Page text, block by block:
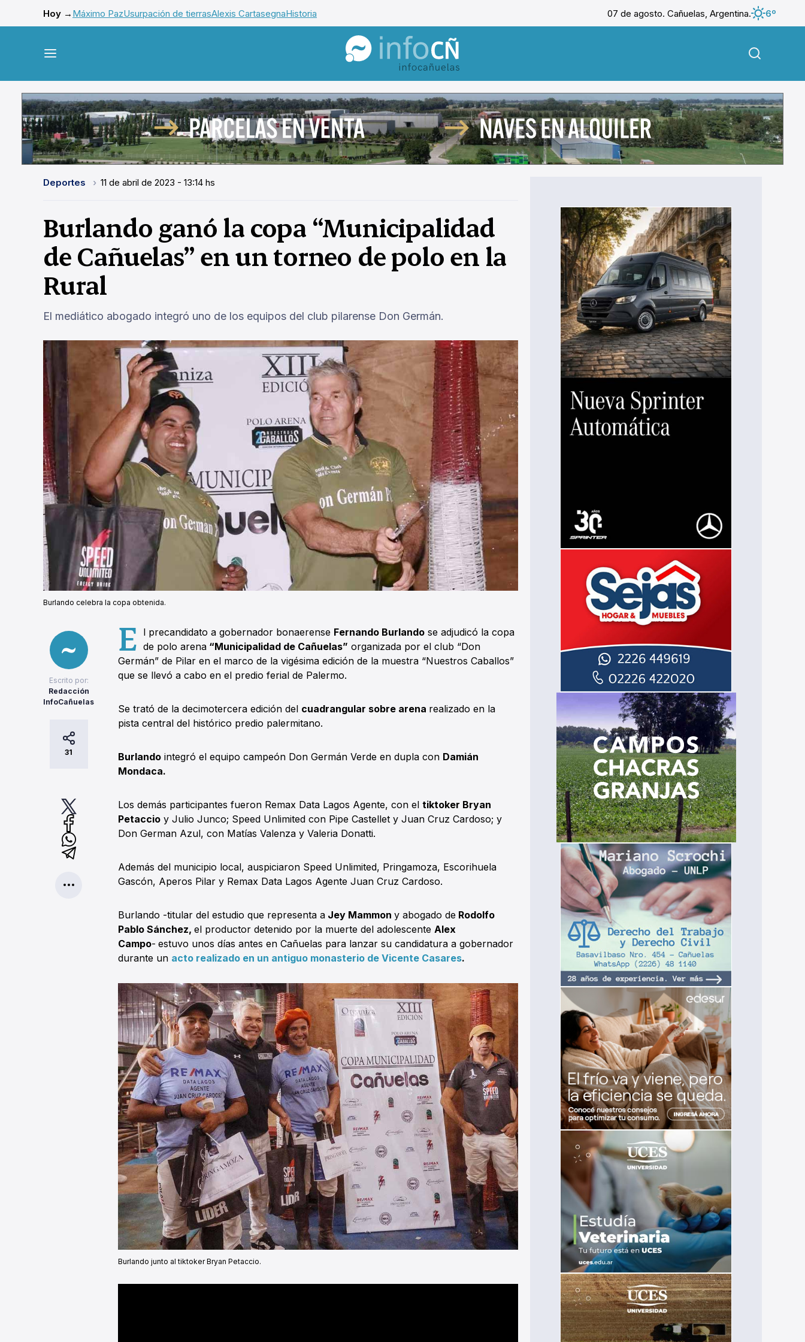
Hoy → Máximo PazUsurpación de tierrasAlexis CartasegnaHistoria 07 de agosto. Cañuelas, Argentina.
6º
InfoCañuelas
Deportes 11 de abril de 2023 - 13:14 hs
Burlando ganó la copa “Municipalidad
de Cañuelas” en un torneo de polo en la
Rural
El mediático abogado integró uno de los equipos del club pilarense Don Germán.
Burlando celebra la copa obtenida.
Escrito por:
Redacción
InfoCañuelas
31
E l precandidato a gobernador bonaerense Fernando Burlando se adjudicó la copa
de polo arena “Municipalidad de Cañuelas” organizada por el club “Don
Germán” de Pilar en el marco de la vigésima edición de la muestra “Nuestros Caballos”
que se llevó a cabo en el predio ferial de Palermo.
Se trató de la decimotercera edición del cuadrangular sobre arena realizado en la
pista central del histórico predio palermitano.
Burlando integró el equipo campeón Don Germán Verde en dupla con Damián
Mondaca.
Los demás participantes fueron Remax Data Lagos Agente, con el tiktoker Bryan
Petaccio y Julio Junco; Speed Unlimited con Pipe Castellet y Juan Cruz Cardoso; y
Don German Azul, con Matías Valenza y Valeria Donatti.
Además del municipio local, auspiciaron Speed Unlimited, Pringamoza, Escorihuela
Gascón, Aperos Pilar y Remax Data Lagos Agente Juan Cruz Cardoso.
Burlando -titular del estudio que representa a Jey Mammon y abogado de Rodolfo
Pablo Sánchez, el productor detenido por la muerte del adolescente Alex
Campo- estuvo unos días antes en Cañuelas para lanzar su candidatura a gobernador
durante un acto realizado en un antiguo monasterio de Vicente Casares.
Burlando junto al tiktoker Bryan Petaccio.